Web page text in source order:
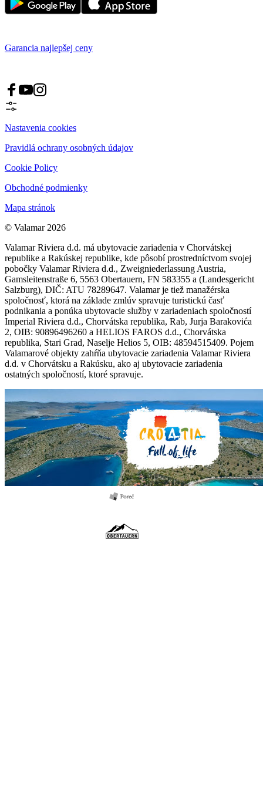
Garancia najlepšej ceny
Nastavenia cookies
Pravidlá ochrany osobných údajov
Cookie Policy
Obchodné podmienky
Mapa stránok
© Valamar 2026
Valamar Riviera d.d. má ubytovacie zariadenia v Chorvátskej
republike a Rakúskej republike, kde pôsobí prostredníctvom svojej
pobočky Valamar Riviera d.d., Zweigniederlassung Austria,
Gamsleitenstraße 6, 5563 Obertauern, FN 583355 a (Landesgericht
Salzburg), DIČ: ATU 78289647. Valamar je tiež manažérska
spoločnosť, ktorá na základe zmlúv spravuje turistickú časť
podnikania a ponúka ubytovacie služby v zariadeniach spoločností
Imperial Riviera d.d., Chorvátska republika, Rab, Jurja Barakovića
2, OIB: 90896496260 a HELIOS FAROS d.d., Chorvátska
republika, Stari Grad, Naselje Helios 5, OIB: 48594515409. Pojem
Valamarové objekty zahŕňa ubytovacie zariadenia Valamar Riviera
d.d. v Chorvátsku a Rakúsku, ako aj ubytovacie zariadenia
ostatných spoločností, ktoré spravuje.